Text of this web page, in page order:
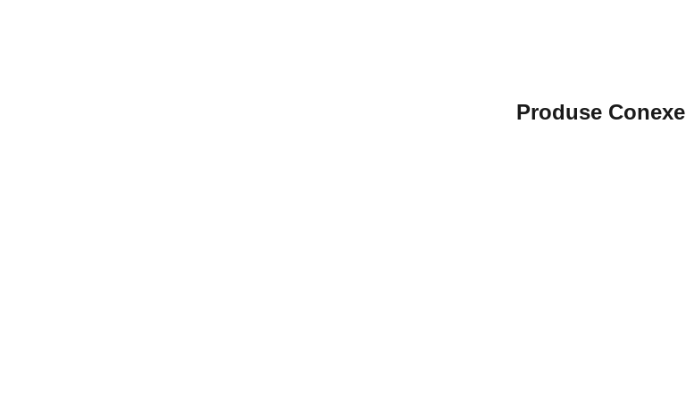
Produse Conexe